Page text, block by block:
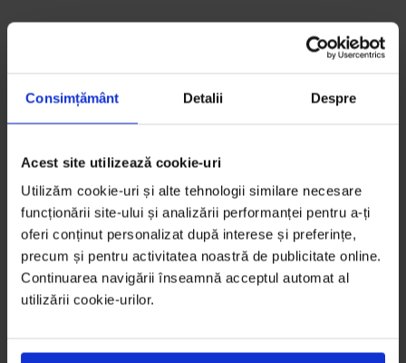
Consimțământ Detalii Despre
Acest site utilizează cookie-uri
Utilizăm cookie-uri și alte tehnologii similare necesare
funcționării site-ului și analizării performanței pentru a-ți
oferi conținut personalizat după interese și preferințe,
precum și pentru activitatea noastră de publicitate online.
Continuarea navigării înseamnă acceptul automat al
utilizării cookie-urilor.